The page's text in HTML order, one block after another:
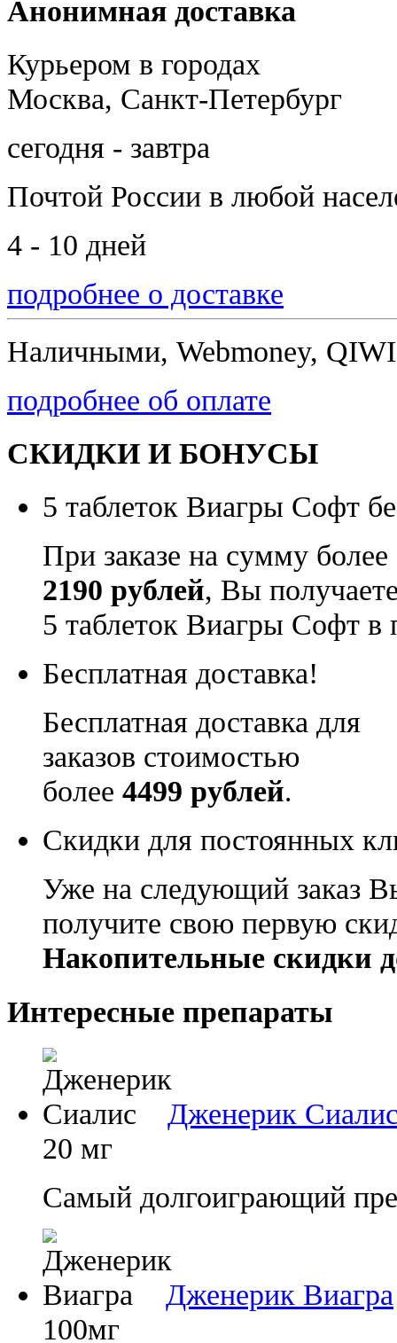
Анонимная доставка
Курьером в городах
Москва, Санкт-Петербург
сегодня - завтра
Почтой России в любой
4 - 10 дней
подробнее о доставке
Наличными, Webmoney,
подробнее об оплате
СКИДКИ И БОНУСЫ
5 таблеток Виагры Софт
При заказе на сумму более
2190 рублей, Вы
5 таблеток Виагры Софт в
Бесплатная доставка!
Бесплатная доставка для
заказов стоимостью
более 4499 рублей.
Скидки для постоянных
Уже на следующий заказ
получите свою первую
Накопительные скидки
Интересные препараты
Дженерик
20 мг
Самый долгоиграющий
Дженерик Виагра
100мг